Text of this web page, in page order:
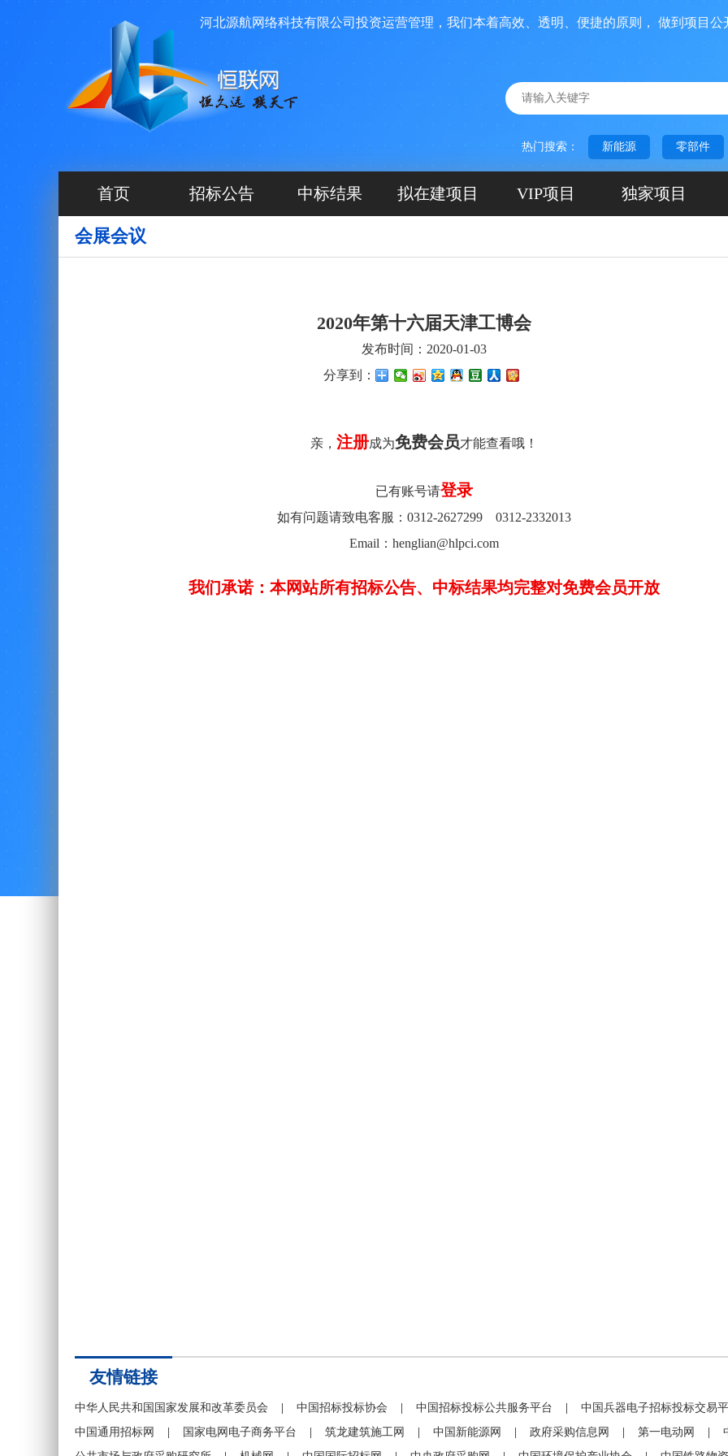
前期项目信息发布平台，由河北源航网络科技有限公司投资运营管理，我们本着高效、透明、便捷的原则， 做到项目公开、
热门搜索： 新能源 零部件
首页 招标公告 中标结果 拟在建项目 VIP项目 独家项目
会展会议
2020年第十六届天津工博会
发布时间：2020-01-03
分享到：
亲， 注册成为免费会员才能查看哦！
已有账号请登录
如有问题请致电客服：0312-2627299 0312-2332013
Email：henglian@hlpci.com
我们承诺：本网站所有招标公告、中标结果均完整对免费会员开放
友情链接
中华人民共和国国家发展和改革委员会 中国招标投标协会 中国招标投标公共服务平台
中国兵器电子招标投标交易
中国通用招标网
国家电网电子商务平台 筑龙建筑施工网 中国新能源网 政府采购信息网 第一电动网